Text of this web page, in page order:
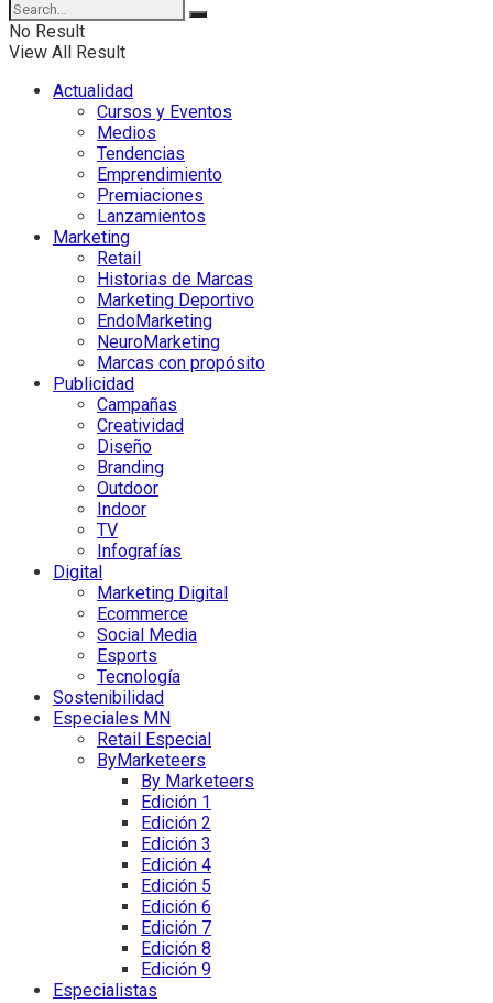
No Result
View All Result
Actualidad
Cursos y Eventos
Medios
Tendencias
Emprendimiento
Premiaciones
Lanzamientos
Marketing
Retail
Historias de Marcas
Marketing Deportivo
EndoMarketing
NeuroMarketing
Marcas con propósito
Publicidad
Campañas
Creatividad
Diseño
Branding
Outdoor
Indoor
TV
Infografías
Digital
Marketing Digital
Ecommerce
Social Media
Esports
Tecnología
Sostenibilidad
Especiales MN
Retail Especial
ByMarketeers
By Marketeers
Edición 1
Edición 2
Edición 3
Edición 4
Edición 5
Edición 6
Edición 7
Edición 8
Edición 9
Especialistas